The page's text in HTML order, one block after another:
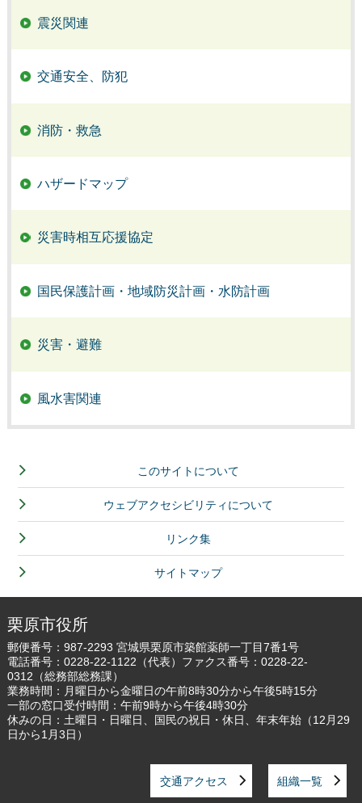
震災関連
交通安全、防犯
消防・救急
ハザードマップ
災害時相互応援協定
国民保護計画・地域防災計画・水防計画
災害・避難
風水害関連
このサイトについて
ウェブアクセシビリティについて
リンク集
サイトマップ
栗原市役所
郵便番号：987-2293 宮城県栗原市築館薬師一丁目7番1号
電話番号： 0228-22-1122 （代表）ファクス番号：0228-22-
0312（総務部総務課）
業務時間：月曜日から金曜日の午前8時30分から午後5時15分
一部の窓口受付時間：午前9時から午後4時30分
休みの日：土曜日・日曜日、国民の祝日・休日、年末年始（12月29
日から1月3日）
交通アクセス 組織一覧